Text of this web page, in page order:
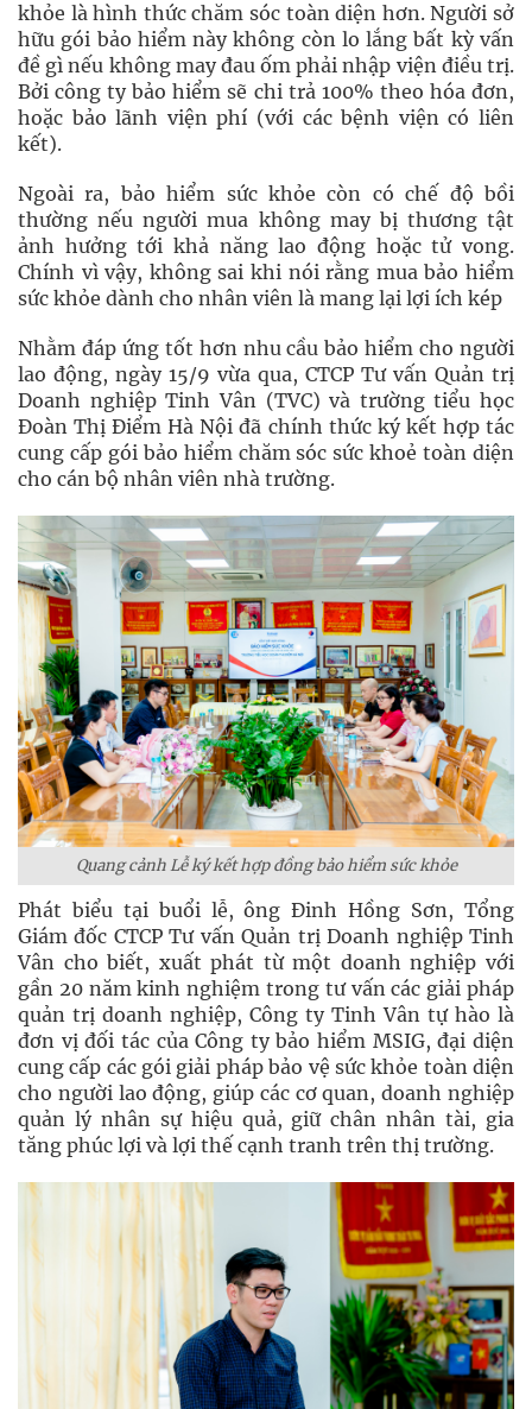
khỏe là hình thức chăm sóc toàn diện hơn. Người sở
hữu gói bảo hiểm này không còn lo lắng bất kỳ vấn
đề gì nếu không may đau ốm phải nhập viện điều trị.
Bởi công ty bảo hiểm sẽ chi trả 100% theo hóa đơn,
hoặc bảo lãnh viện phí (với các bệnh viện có liên
kết).
Ngoài ra, bảo hiểm sức khỏe còn có chế độ bồi
thường nếu người mua không may bị thương tật
ảnh hưởng tới khả năng lao động hoặc tử vong.
Chính vì vậy, không sai khi nói rằng mua bảo hiểm
sức khỏe dành cho nhân viên là mang lại lợi ích kép
Nhằm đáp ứng tốt hơn nhu cầu bảo hiểm cho người
lao động, ngày 15/9 vừa qua, CTCP Tư vấn Quản trị
Doanh nghiệp Tinh Vân (TVC) và trường tiểu học
Đoàn Thị Điểm Hà Nội đã chính thức ký kết hợp tác
cung cấp gói bảo hiểm chăm sóc sức khoẻ toàn diện
cho cán bộ nhân viên nhà trường.
Quang cảnh Lễ ký kết hợp đồng bảo hiểm sức khỏe
Phát biểu tại buổi lễ, ông Đinh Hồng Sơn, Tổng
Giám đốc CTCP Tư vấn Quản trị Doanh nghiệp Tinh
Vân cho biết, xuất phát từ một doanh nghiệp với
gần 20 năm kinh nghiệm trong tư vấn các giải pháp
quản trị doanh nghiệp, Công ty Tinh Vân tự hào là
đơn vị đối tác của Công ty bảo hiểm MSIG, đại diện
cung cấp các gói giải pháp bảo vệ sức khỏe toàn diện
cho người lao động, giúp các cơ quan, doanh nghiệp
quản lý nhân sự hiệu quả, giữ chân nhân tài, gia
tăng phúc lợi và lợi thế cạnh tranh trên thị trường.